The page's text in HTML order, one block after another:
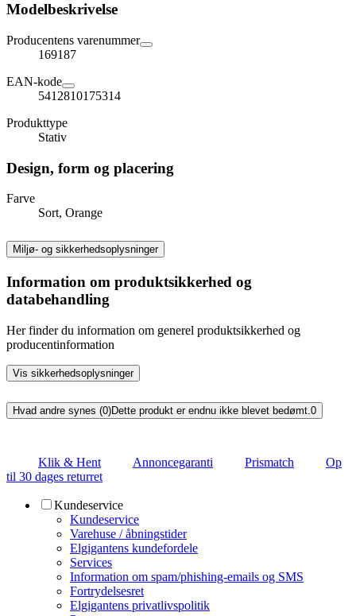
Modelbeskrivelse
Producentens varenummer
169187
EAN-kode
5412810175314
Produkttype
Stativ
Design, form og placering
Farve
Sort, Orange
Miljø- og sikkerhedsoplysninger
Information om produktsikkerhed og
databehandling
Her finder du information om generel produktsikkerhed og
producentinformation
Vis sikkerhedsoplysninger
Hvad andre synes (0)Dette produkt er endnu ikke blevet bedømt. 0
Klik & Hent Annoncegaranti Prismatch
Op
til 30 dages returret
Kundeservice
Kundeservice
Varehuse / åbningstider
Elgigantens kundefordele
Services
Information om spam/phishing-emails og SMS
Fortrydelsesret
Elgigantens privatlivspolitik